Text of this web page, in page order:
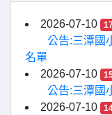
2026-07-10
公告:三潭國
名單
2026-07-10
公告:三潭國
2026-07-10